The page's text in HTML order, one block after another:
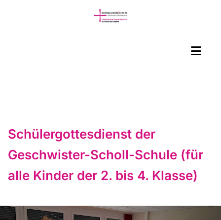
Schülergottesdienst der
Geschwister-Scholl-Schule (für
alle Kinder der 2. bis 4. Klasse)